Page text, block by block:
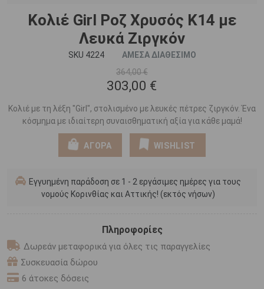
Κολιέ Girl Ροζ Χρυσός Κ14 με
Λευκά Ζιργκόν
SKU 4224
ΑΜΕΣΑ ΔΙΑΘΕΣΙΜΟ
364,00 €
303,00 €
Κολιέ με τη λέξη "Girl", στολισμένο με λευκές πέτρες ζιργκόν. Ένα
κόσμημα με ιδιαίτερη συναισθηματική αξία για κάθε μαμά!
ΑΓΟΡΑ WISHLIST
Εγγυημένη παράδοση σε 1 - 2 εργάσιμες ημέρες για τους
νομούς Κορινθίας και Αττικής! (εκτός νήσων)
Πληροφορίες
Δωρεάν μεταφορικά για όλες τις παραγγελίες
Συσκευασία δώρου
6 άτοκες δόσεις